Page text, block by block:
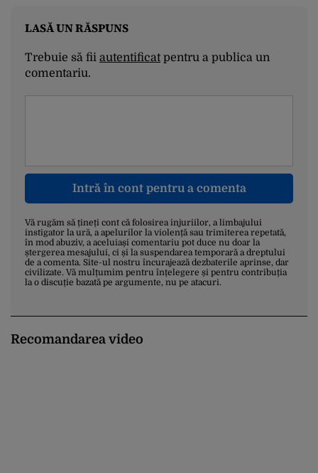
LASĂ UN RĂSPUNS
Trebuie să fii autentificatpentru a publica un
comentariu.
Intră în cont pentru a comenta
Vă rugăm să țineți cont că folosirea injuriilor, a limbajului
instigator la ură, a apelurilor la violență sau trimiterea repetată,
în mod abuziv, a aceluiași comentariu pot duce nu doar la
ștergerea mesajului, ci și la suspendarea temporară a dreptului
de a comenta. Site-ul nostru încurajează dezbaterile aprinse, dar
civilizate. Vă mulțumim pentru înțelegere și pentru contribuția
la o discuție bazată pe argumente, nu pe atacuri.
Recomandarea video